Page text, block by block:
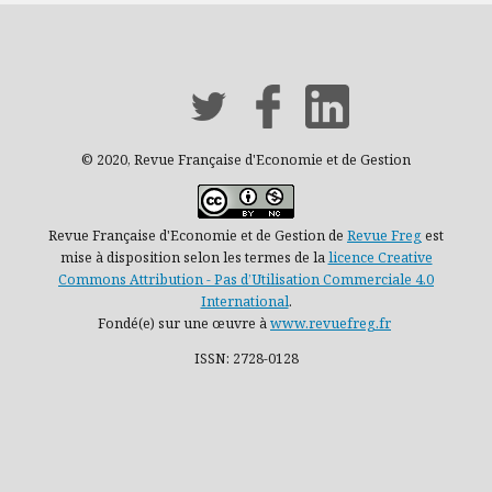
© 2020, Revue Française d'Economie et de Gestion
Revue Française d'Economie et de Gestion de Revue Fregest
mise à disposition selon les termes de lalicence Creative
Commons Attribution - Pas d’Utilisation Commerciale 4.0
International.
Fondé(e) sur une œuvre àwww.revuefreg.fr
ISSN: 2728-0128